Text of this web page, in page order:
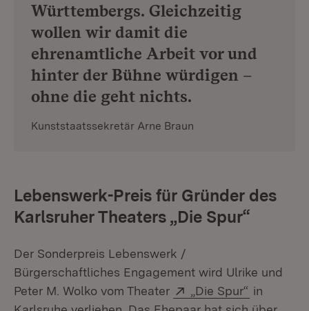
Württembergs. Gleichzeitig
wollen wir damit die
ehrenamtliche Arbeit vor und
hinter der Bühne würdigen –
ohne die geht nichts.
Kunststaatssekretär Arne Braun
Lebenswerk-Preis für Gründer des
Karlsruher Theaters „Die Spur“
Der Sonderpreis Lebenswerk /
Bürgerschaftliches Engagement wird Ulrike und
Peter M. Wolko vom Theater
Extern:
„Die Spur“ (Öffnet in
in